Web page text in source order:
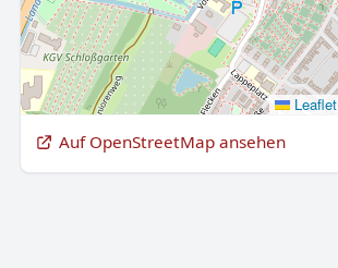
Leaflet
Auf OpenStreetMap ansehen